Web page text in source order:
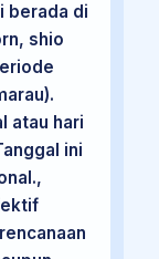
berada di
shio
atau hari
ini